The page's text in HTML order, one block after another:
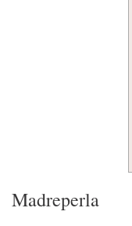
Madreperla